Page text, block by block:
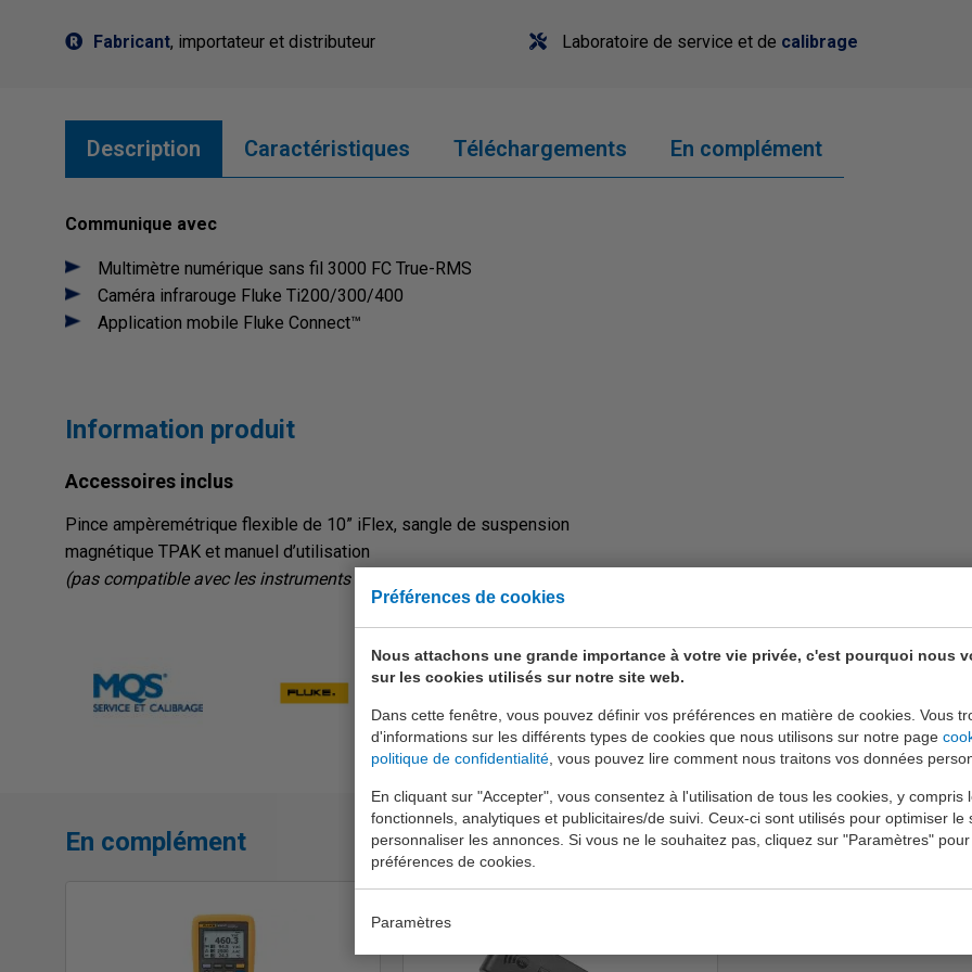
Préférences de cookies
Nous attachons une grande importance à votre vie privée, c'est pourquoi nous
sur les cookies utilisés sur notre site web.
Dans cette fenêtre, vous pouvez définir vos préférences en matière de cookies. Vous
d'informations sur les différents types de cookies que nous utilisons sur notre page
politique de confidentialité , vous pouvez lire comment nous traitons vos données
En cliquant sur "Accepter", vous consentez à l'utilisation de tous les cookies, y compris
fonctionnels, analytiques et publicitaires/de suivi. Ceux-ci sont utilisés pour optimiser le
personnaliser les annonces. Si vous ne le souhaitez pas, cliquez sur "Paramètres"
préférences de cookies.
Paramètres
Fabricant, importateur et distributeur Laboratoire de service et de calibrage
Description Caractéristiques Téléchargements En complément
Communique avec
Multimètre numérique sans fil 3000 FC True-RMS
Caméra infrarouge Fluke Ti200/300/400
Application mobile Fluke Connect™
Information produit
Accessoires inclus
Pince ampèremétrique flexible de 10” iFlex, sangle de suspension
magnétique TPAK et manuel d’utilisation
(pas compatible avec les instruments de mesure Fluke CNX)
En complément